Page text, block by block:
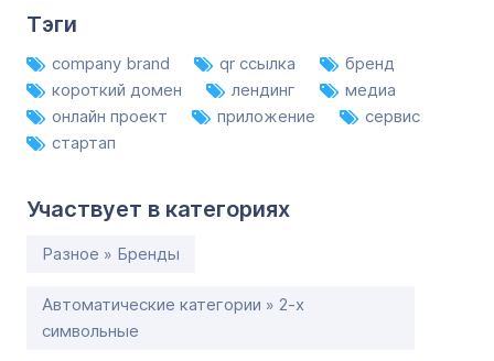
Тэги
company brand qr ссылка
бренд
короткий домен
лендинг
медиа
онлайн проект
приложение
сервис
стартап
Участвует в категориях
Разное » Бренды
Автоматические категории » 2-х
символьные